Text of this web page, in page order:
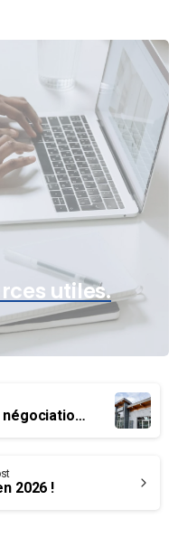
utiles.
Mise à jour pour sur les négociations à l’attention des membres travaillant à l’aéroport de Victoria
2026 !